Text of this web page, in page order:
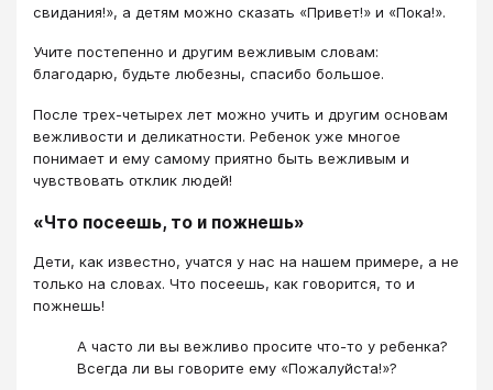
свидания!», а детям можно сказать «Привет!» и «Пока!».
Учите постепенно и другим вежливым словам:
благодарю, будьте любезны, спасибо большое.
После трех-четырех лет можно учить и другим основам
вежливости и деликатности. Ребенок уже многое
понимает и ему самому приятно быть вежливым и
чувствовать отклик людей!
«Что посеешь, то и пожнешь»
Дети, как известно, учатся у нас на нашем примере, а не
только на словах. Что посеешь, как говорится, то и
пожнешь!
А часто ли вы вежливо просите что-то у ребенка?
Всегда ли вы говорите ему «Пожалуйста!»?